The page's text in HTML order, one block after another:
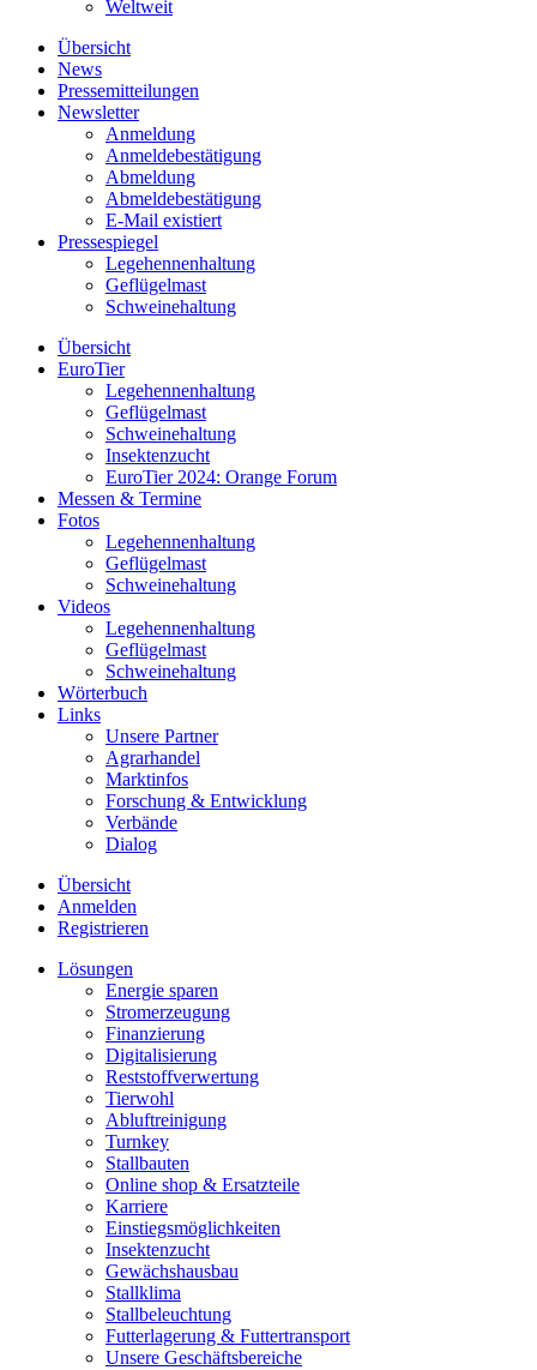
Weltweit
Übersicht
News
Pressemitteilungen
Newsletter
Anmeldung
Anmeldebestätigung
Abmeldung
Abmeldebestätigung
E-Mail existiert
Pressespiegel
Legehennenhaltung
Geflügelmast
Schweinehaltung
Übersicht
EuroTier
Legehennenhaltung
Geflügelmast
Schweinehaltung
Insektenzucht
EuroTier 2024: Orange Forum
Messen & Termine
Fotos
Legehennenhaltung
Geflügelmast
Schweinehaltung
Videos
Legehennenhaltung
Geflügelmast
Schweinehaltung
Wörterbuch
Links
Unsere Partner
Agrarhandel
Marktinfos
Forschung & Entwicklung
Verbände
Dialog
Übersicht
Anmelden
Registrieren
Lösungen
Energie sparen
Stromerzeugung
Finanzierung
Digitalisierung
Reststoffverwertung
Tierwohl
Abluftreinigung
Turnkey
Stallbauten
Online shop & Ersatzteile
Karriere
Einstiegsmöglichkeiten
Insektenzucht
Gewächshausbau
Stallklima
Stallbeleuchtung
Futterlagerung & Futtertransport
Unsere Geschäftsbereiche